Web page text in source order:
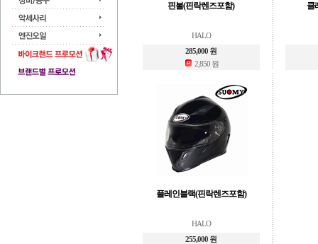
핀볼(핀락렌즈포함)
HALO
285,000 원
2,850 원
클
플레인블랙(핀락렌즈포함)
HALO
255,000 원